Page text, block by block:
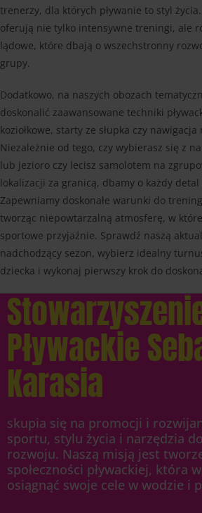
trenerzy, dla których pływanie to styl
oferują nie tylko intensywne treningi, ale
lądowe, które dbają o wszechstronny
grupy.
Dodatkowo, na naszych obozach
doskonalić zaawansowane techniki
koziołkowe, starty ze słupka czy
Niezależnie od tego, czy wybierasz się z
lub jezioro czy lecisz samolotem na
lokalizacji za granicą, dbamy o każdy detal
Zapewniamy doskonałe warunki do
tworząc niepowtarzalną atmosferę, w
sportowe przyjaźnie. Sprawdź naszą
nadchodzący sezon, wybierz idealny
dziecka i wykonaj pierwszy krok do
Pływackie
Karasia
skupia się na promocji i
sportu, stylu życia i narzędzia
rozwoju. Naszą misją jest
społeczności pływackiej, która
osiągnąć swoje cele w wodzie i